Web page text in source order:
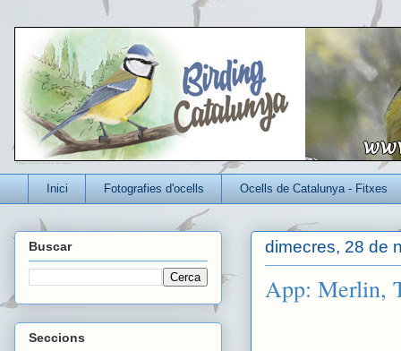
Un blog per conèixer millor els ocells que viuen a Catalunya
Inici Fotografies d'ocells Ocells de Catalunya - Fitxes
dimecres, 28 de
App: Merlin,
Buscar
Seccions